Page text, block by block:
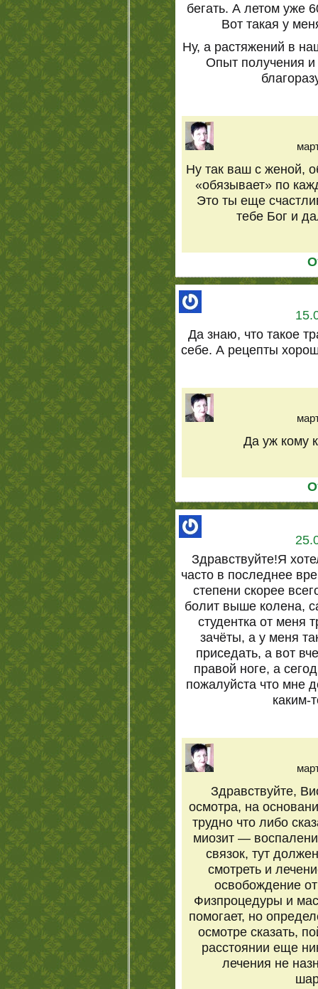
бегать. А летом уже
Вот такая у
Ну, а растяжений в
Опыт получения и
Ну так ваш с женой,
«обязывает» по
Это ты еще
тебе Бог и
Да знаю, что такое
себе. А рецепты
Да уж кому
Здравствуйте!Я
часто в последнее
степени скорее
болит выше колена,
студентка от меня
зачёты, а у меня
приседать, а вот
правой ноге, а
пожалуйста что мне
каким-
Здравствуйте,
осмотра, на
трудно что либо
миозит —
связок, тут
смотреть и
освобождение
Физпроцедуры и
помогает, но
осмотре сказать,
расстоянии еще
лечения не